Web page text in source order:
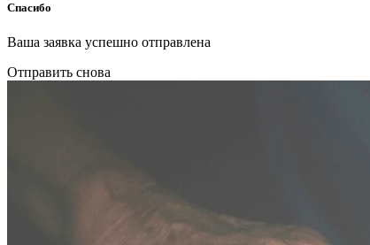
Спасибо
Ваша заявка успешно отправлена
Отправить снова